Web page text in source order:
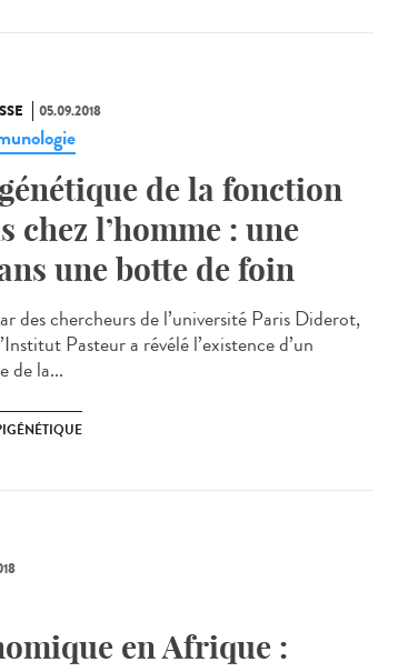
05.09.2018
de la fonction
chez l’homme : une
une botte de foin
des chercheurs de l’université Paris Diderot,
Pasteur a révélé l’existence d’un
de la...
en Afrique :